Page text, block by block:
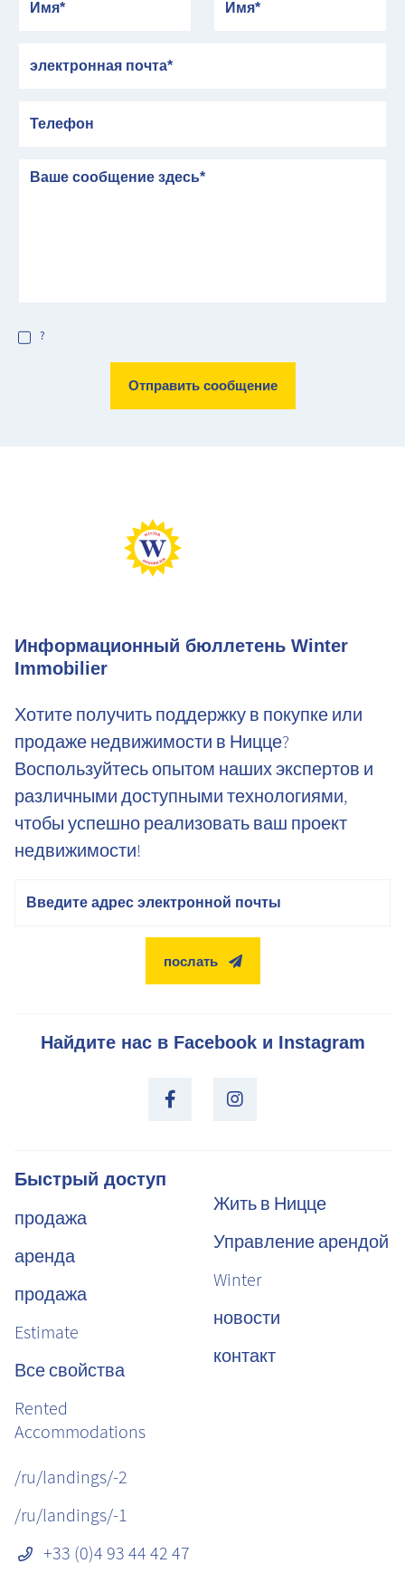
сообщение
?
Информационный бюллетень Winter
Immobilier
Хотите получить поддержку в покупке или
продаже недвижимости в Ницце?
Воспользуйтесь опытом наших экспертов и
различными доступными технологиями,
чтобы успешно реализовать ваш проект
недвижимости!
послать
Найдите нас в Facebook и Instagram
Быстрый доступ
продажа
аренда
продажа
Estimate
Все свойства
Rented
Accommodations
Жить в Ницце
Управление арендой
Winter
новости
контакт
/ru/landings/-2
/ru/landings/-1
+33 (0)4 93 44 42 47